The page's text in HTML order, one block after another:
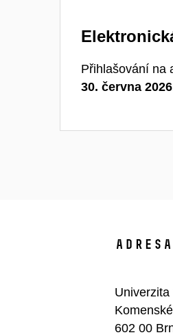
Přihlašování na
30. června
Adresa
602 00